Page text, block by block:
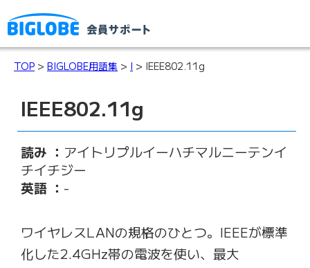
TOP > BIGLOBE用語集 > I > IEEE802.11g
IEEE802.11g
読み ： アイトリプルイーハチマルニーテンイ
チイチジー
英語 ： -
ワイヤレスLANの規格のひとつ。IEEEが標準
化した2.4GHz帯の電波を使い、最大